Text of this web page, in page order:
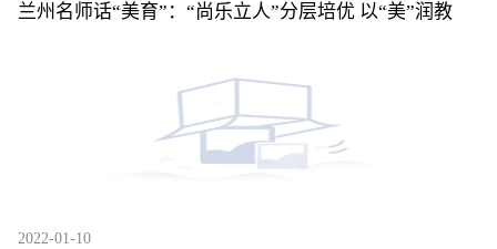
兰州名师话“美育”：“尚乐立人”分层培优 以“美”润教
2022-01-10